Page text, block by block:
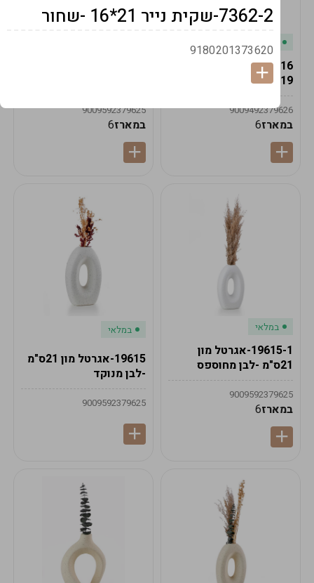
19616-אגרטל הרמס
19ס"מ -קרם
9009492379626
במארז6
9009592379625
במארז6
במלאי
19615-1-אגרטל מון
21ס"מ -לבן מחוספס
9009592379625
במארז6
במלאי
19615-אגרטל מון 21ס"מ
-לבן מנוקד
9009592379625
7362-2-שקית נייר 21*16 -שחור
9180201373620